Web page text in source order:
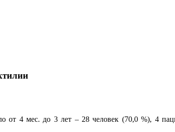
от 4 мес. до 3 лет – 28 человек (70,0 %), 4